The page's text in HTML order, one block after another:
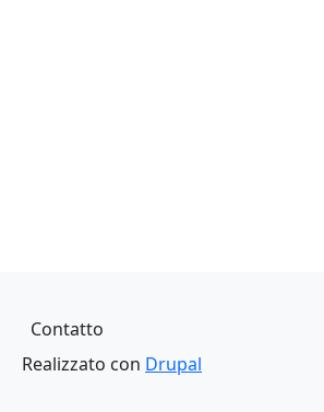
Piè di pagina
Contatto
Realizzato con Drupal